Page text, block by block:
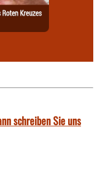
schreiben Sie uns